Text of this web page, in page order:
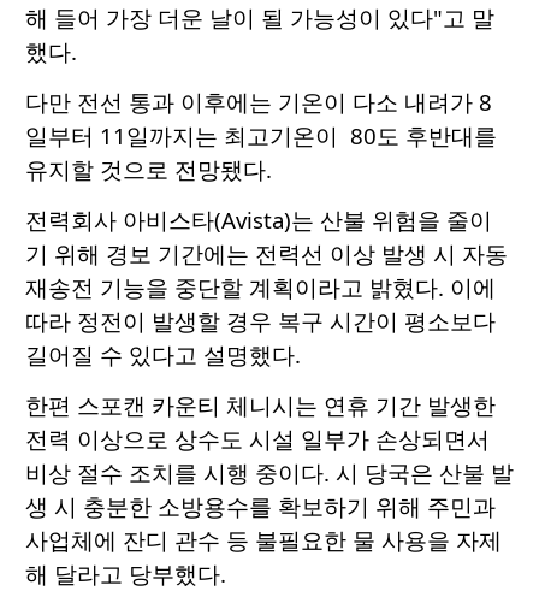
해 들어 가장 더운 날이 될 가능성이 있다"고 말
했다.
다만 전선 통과 이후에는 기온이 다소 내려가 8
일부터 11일까지는 최고기온이 80도 후반대를
유지할 것으로 전망됐다.
전력회사 아비스타(Avista)는 산불 위험을 줄이
기 위해 경보 기간에는 전력선 이상 발생 시 자동
재송전 기능을 중단할 계획이라고 밝혔다. 이에
따라 정전이 발생할 경우 복구 시간이 평소보다
길어질 수 있다고 설명했다.
한편 스포캔 카운티 체니시는 연휴 기간 발생한
전력 이상으로 상수도 시설 일부가 손상되면서
비상 절수 조치를 시행 중이다. 시 당국은 산불 발
생 시 충분한 소방용수를 확보하기 위해 주민과
사업체에 잔디 관수 등 불필요한 물 사용을 자제
해 달라고 당부했다.